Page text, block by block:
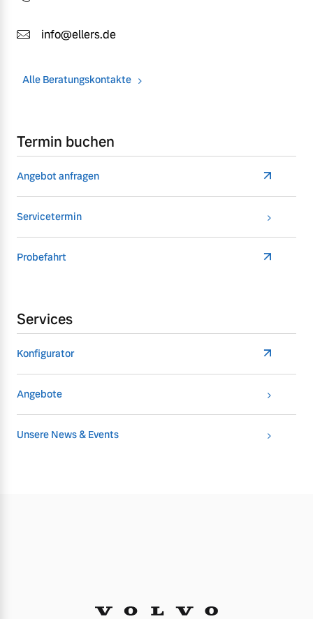
info@ellers.de
Alle Beratungskontakte
Termin buchen
Angebot anfragen
Servicetermin
Probefahrt
Services
Konfigurator
Angebote
Unsere News & Events